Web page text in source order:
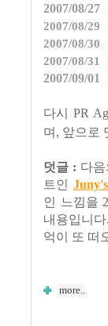
2007/08/27
2007/08/29
2007/08/30
2007/08/31
2007/09/01
다시 PR
며, 앞으로
덧글 : 다
트인
인 느낌을
내용입니
억이 또 떠
more..